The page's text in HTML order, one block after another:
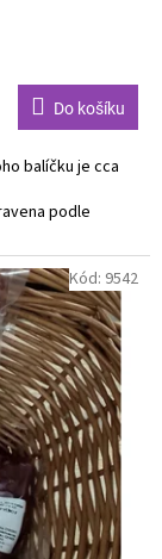
Do košíku
balíčku je cca
podle
Kód: 9542